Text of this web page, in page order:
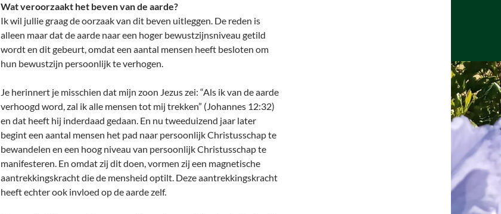
Wat veroorzaakt het beven van de aarde?
Ik wil jullie graag de oorzaak van dit beven uitleggen. De reden is
alleen maar dat de aarde naar een hoger bewustzijnsniveau getild
wordt en dit gebeurt, omdat een aantal mensen heeft besloten om
hun bewustzijn persoonlijk te verhogen.
Je herinnert je misschien dat mijn zoon Jezus zei: “Als ik van de aarde
verhoogd word, zal ik alle mensen tot mij trekken” (Johannes 12:32)
en dat heeft hij inderdaad gedaan. En nu tweeduizend jaar later
begint een aantal mensen het pad naar persoonlijk Christusschap te
bewandelen en een hoog niveau van persoonlijk Christusschap te
manifesteren. En omdat zij dit doen, vormen zij een magnetische
aantrekkingskracht die de mensheid optilt. Deze aantrekkingskracht
heeft echter ook invloed op de aarde zelf.